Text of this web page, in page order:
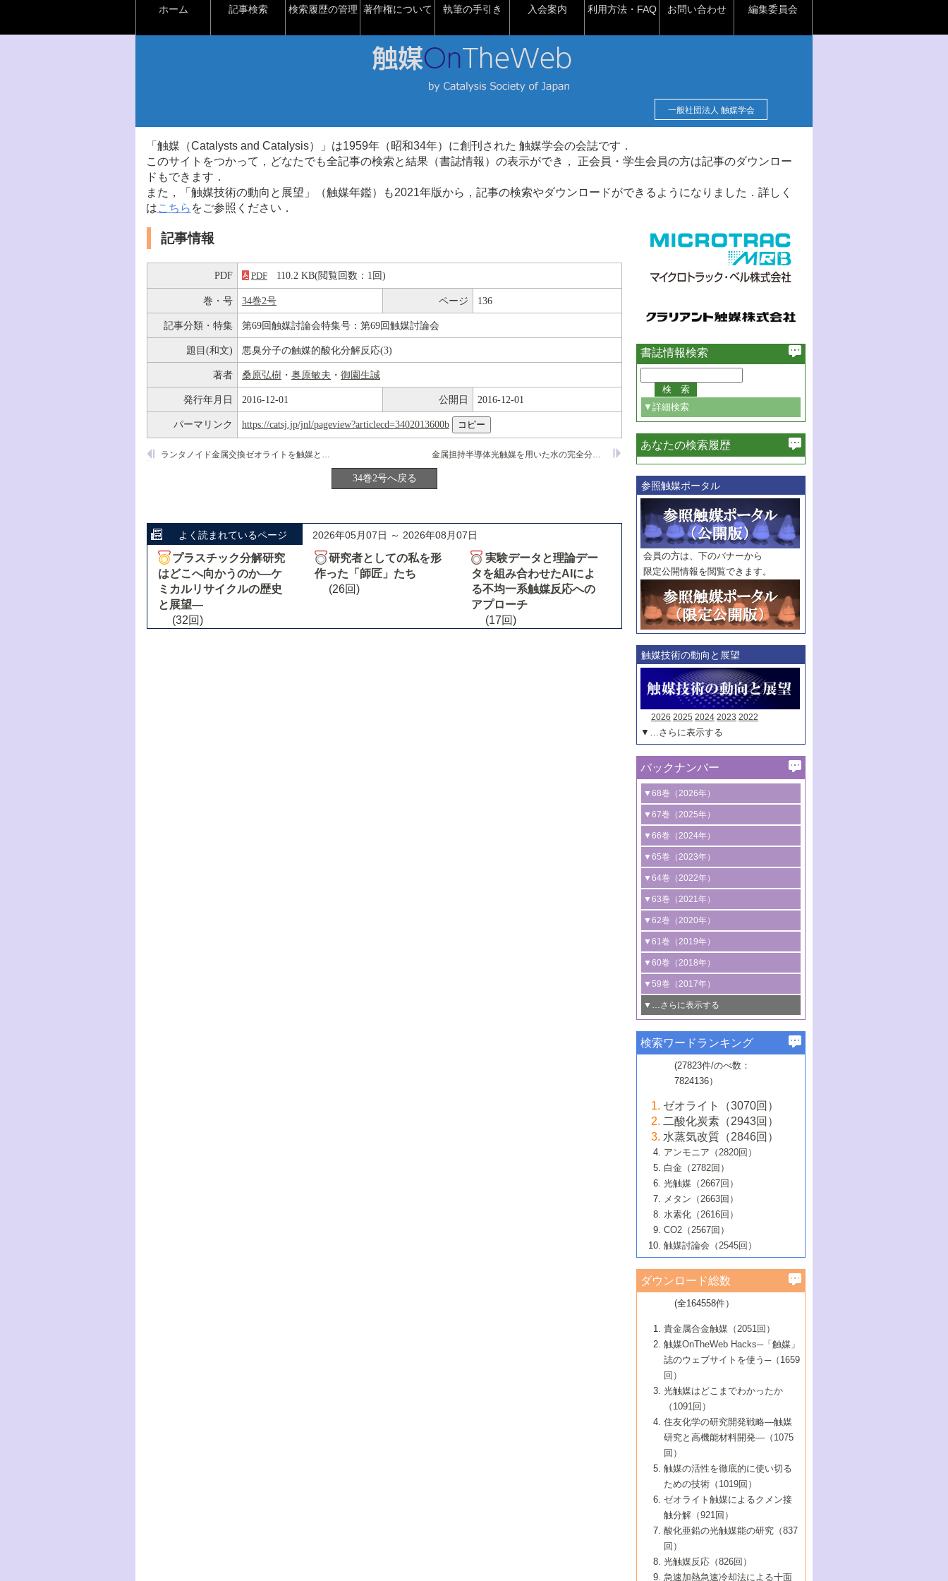
ホーム 記事検索 検索履歴の管理 著作権について 執筆の手引き 入会案内 利用方法・FAQ お問い合わせ 編集委員会
一般社団法人 触媒学会
「触媒（Catalysts and Catalysis）」は1959年（昭和34年）に創刊された 触媒学会の会誌です．
このサイトをつかって，どなたでも全記事の検索と結果（書誌情報）の表示ができ， 正会員・学生会員の方は記事のダウンロー
ドもできます．
また，「触媒技術の動向と展望」（触媒年鑑）も2021年版から，記事の検索やダウンロードができるようになりました．詳しく
はこちら をご参照ください．
記事情報
PDF PDF 110.2 KB(閲覧回数：1回)
巻・号 34巻2号 ページ 136
記事分類・特集 第69回触媒討論会特集号：第69回触媒討論会
題目(和文) 悪臭分子の触媒的酸化分解反応(3)
著者 桑原弘樹 ・ 奥原敏夫 ・ 御園生誠
発行年月日 2016-12-01 公開日 2016-12-01
パーマリンク https://catsj.jp/jnl/pageview?articlecd=3402013600b
金属担持半導体光触媒を用いた水の完全分解反応における顕著な炭酸塩添加効果
ランタノイド金属交換ゼオライトを触媒とするNO
34巻2号へ戻る
よく読まれているページ 2026年05月07日 ～ 2026年08月07日
プラスチック分解研究
はどこへ向かうのか―ケ
ミカルリサイクルの歴史
と展望―
(32回)
研究者としての私を形
作った「師匠」たち
(26回)
実験データと理論デー
タを組み合わせたAIによ
る不均一系触媒反応への
アプローチ
(17回)
書誌情報検索
▼詳細検索
必ず含む
巻・号指定
巻
号
範囲指定
巻
号～
巻
号
触媒年鑑
年度
記事種別
マーク：
マークあり
あなたの検索履歴
参照触媒ポータル
会員の方は、下のバナーから
限定公開情報を閲覧できます。
触媒技術の動向と展望
2026 2025 2024 2023 2022
▼…さらに表示する
バックナンバー
▼68巻（2026年）
1号 過酸化水素合成に関する研究動向
2号 コンピューター技術により加速する
触媒開発
3号 有機分子変換やCO 資源化のための
光触媒に関する最近の研究
B号 第137回触媒討論会（2026年）
▼67巻（2025年）
1号 CO
水素化によるグリーン燃料/グリ
ーンケミカル製造
2号 水素製造のための水分解技術に関す
る最近の研究
3号 オレフィン系樹脂の精密合成に関す
る最新技術
4号 アルコール類の効率的変換を実現す
る非貴金属触媒の研究動向
5号 ゼオライトの合成と応用における研
究動向
6号 ヘテロ接合界面
B号 第135回触媒討論会（2025年）
▼66巻（2024年）
1号 低次元ナノ構造を有する触媒材料
2号 規制反応場を活用した固体触媒研究
の新展開
3号 未踏分子変換を目指した酸化触媒プ
ロセスの最前線
4号 シンクロトロン放射光および中性子
線を利用した触媒解析技術の最先端
5号 単原子触媒
6号 参照触媒委員会からのお知らせ
B号 第133回触媒討論会（2023年）
▼65巻（2023年）
1号 炭素が関わる触媒機能
2号 プラスチックケミカルリサイクルの
ための触媒技術
3号 非酸化物系金属化合物を基盤とした
触媒材料の開発
4号 格子酸素・格子酸素欠陥を利用した
触媒反応
5号 生体触媒によるエネルギー変換反応
6号 窒素とリンの循環のための触媒・機
能性材料
▼64巻（2022年）
1号 合成ガス製造とCOを用いるケミカル
ズ合成の最新動向
2号 化学品合成のための合金触媒開発
3号 CO の排出削減および有効活用のた
めの触媒技術
4号 若手による情報発信企画～とびたて
若き触媒の研究者たち～（1）
若き触媒の研究者たち～（2）
6号 石油のノーブル・ユースを志向した
触媒技術
大学：オンライン・対面開催）
▼63巻（2021年）
1号 金触媒の新展開
2号 ペロブスカイト
3号 特殊反応場を利用した触媒的分子変
換反応
4号 多孔質材料を用いた触媒の新展開
5号 情報学的手法を用いた触媒開発
6号 カーボンニュートラルに向けた電解
技術
B号 第127回触媒討論会（2021年・オン
ライン開催(Zoom)のみ）
▼62巻（2020年）
1号 触媒設計を拓く欠陥構造のキャラク
タリゼーション
2号 機能化学品製造に資するクリーンな
触媒的酸化反応
3号 水処理のための触媒化学
4号 光触媒を用いた水分解の最新の研究
動向
5号 次世代の触媒プロセスを支えるマイ
6号 メタン転換技術の最新動向
B号 第125回触媒討論会（2020年・工学
院大学）
▼61巻（2019年）
1号 物質移動制御に着目した触媒プロセ
ス開発
2号 CO2 フリー水素サプライチェーンに
関わる触媒開発動向
3号 精密高分子合成に関する最近の研究
動向
4号 バイオマス化成品製造のための触媒
5号 固体触媒による含窒素有機化合物変
換の最前線
6号 貴金属使用量低減に向けた自動車排
ガス浄化触媒の開発
B号 第123回触媒討論会（2019年・大阪
▼60巻（2018年）
1号 固体酸触媒の最新の研究動向
2号 二酸化炭素からの有用化学品合成
3号 ナノ粒子・クラスター触媒の最前線
4号 60周年記念企画
5号 進化するゼオライト合成技術
6号 非貴金属系触媒における電気化学的
B号 第121回触媒討論会（2018年・東京
大学）
▼59巻（2017年）
1号 いたるところに，触媒
最先端技術
3号 無機分離膜材料の開発と触媒反応プ
ロセスへの適用
5号 水素のふるまいを解き明かす最先端
研究
6号 低級アルカンの有効利用のための触
媒技術
B号 第119回触媒討論会（2017年・首都
大学東京）
▼…さらに表示する
1号 ユニークな構造の高分子を生み出す触
2号 リグニンからの化成品製造に向けた触
媒技術
3号 触媒研究の最先端～とびたて若き研究
者たち～（1）
4号 触媒研究の最先端～とびたて若き研究
者たち～（2）
5号 触媒研究の最先端～とびたて若き研究
者たち～（3）
6号 イオニクス材料と燃料電池・電解合成
の最新の研究動向
B号 第117回触媒討論会（2016年・大阪府
立大学）
▼57巻（2015年）
1号 水素キャリアにかかわる触媒技術の新
2号 石油精製用触媒の最近の進展
3号 固体酸化物形燃料電池（SOFC）におけ
るアノード触媒上での燃料直接改質技術
4号 コアシェル構造の制御による触媒機能
5号 工業触媒およびその周辺技術の最近の
進歩
6号 ナノシート
B号 第115回触媒討論会（2015年・成蹊大
▼56巻（2014年）
2号 光触媒反応機構に関する最新の研究動
向
開発動向
4号 人工光合成に向けた近年のアプローチ
5号 未利用熱エネルギーの有効活用に貢献
する触媒技術
6号 ポリオキソメタレート
B号 第113回触媒討論会（2014年・ロワジ
ールホテル豊橋）
1号 高耐久性燃料電池システム用触媒にお
ける新展開
2号 リビングラジカル重合の最近の動向
3号 天然ガスの化学工業的展開に関する触
媒技術
4号 貴金属触媒の精密構造制御とその活用
5号 バイオマス化成品製造のための固体触
6号 ナノ空間─吸着状態解析から新機能開拓
B号 第111回触媒討論会（2013年・関西大
▼54巻（2012年）
1号 規則性多孔体の利用技術における最近
の進歩
2号 第109回触媒討論会
3号 貴金属低減技術の最新動向
4号 貴金属代替技術の最新動向
5号 光触媒による物質変換反応の新展開
6号 グラフェン
7号 水素を利用する化成品合成の新潮流
▼53巻（2011年）
1号 金属学から見る合金触媒の新展開
2号 第107回触媒討論会
3号 触媒のその場観察法の進歩（１）
4号 触媒のその場観察法の進歩（２）
5号 不活性結合の触媒的活性化による有機
合成
6号 新しい固体酸触媒技術
7号 ゼオライト合成における最近の進歩
▼52巻（2010年）
1号 触媒の劣化対策と長寿命触媒開発
2号 第105回触媒討論会
3号 ナノ構造が拓く新機能
4号 活性サイトおよびその環境の精密な設
計による触媒の高機能化
5号 触媒を有効に使うための技術
7号 有機分子触媒による精密有機合成
8号 高機能化ポリオレフィンに向けた重合
触媒の最近の進展
1号 炭素材料－熱い注目を集める材料－
2号 第103回触媒討論会
3号 環境浄化用光触媒の現状と課題
4号 水素社会の実現に向けた水素製造・貯
蔵技術の進歩
5号 CO2が関わる触媒・材料
7号 持続可能社会実現のための触媒および
触媒関連技術
▼50巻（2008年）
1号 触媒化学と学会のこの10年，半世紀，
そして未来
2号 第101回触媒討論会
4号 錯体を利用したユニークな表面構造の
構築と機能
5号 若手会員による触媒研究の未来展望1：
企業編
6号 第102回触媒討論会
7号 触媒・化学反応における計算化学の進
8号 若手研究者による触媒研究の未来展望
2：大学・研究所編
▼49巻（2007年）
1号 含フッ素化合物の合成と触媒
2号 第99回触媒討論会
3号 実用的ファインケミカル合成プロセス
を実現する触媒
5号 こんな物質，あんな物質―新たな触媒
の可能性―
7号 『結晶の化学』を活かした触媒研究
8号 イオン液体の応用
▼48巻（2006年）
1号 固体酸触媒の最近の進歩
2号 第97回触媒討論会
3号 リビング重合触媒の最近の展開
5号 水素製造・貯蔵のための触媒技術の新
しい展開
6号 第98回触媒討論会
7号 基礎化学品製造の触媒技術
8号 多機能型リアクター
1号 最近の触媒担体とその効果
2号 第95回触媒討論会
4号 水分解用光触媒材料
5号 時間分解分光の進歩と応用
6号 第96回触媒討論会
8号 超臨界流体を用いた化学プロセスの新
▼46巻（2004年）
1号 部分酸化反応触媒の最前線
2号 第93回触媒討論会
3号 特殊エネルギー場の触媒反応
4号 生体内における金属の触媒作用
5号 ファインケミカルズの展開に寄与する
6号 第94回触媒討論会
7号 サブナノレベルでみた新しい表面現象
8号 オレフィン重合触媒の新たな展
▼45巻（2003年）
1号 なぜこの触媒が良いのか？
2号 第91回触媒討論会
3号 最近の自動車排ガス処理技術
4号 触媒研究の現状と将来─第90回触媒討論
5号 基礎化学品製造の触媒技術
6号 第92回触媒討論会
7号 基礎化学品製造の触媒技術
8号 資源の循環と触媒技術
▼44巻（2002年）
1号 高次制御された触媒の化学
2号 第89回触媒討論会
3号 触媒を利用した電気化学の新展開
4号 ナノ材料の調製と機能化
5号 こんな触媒が欲しい
6号 第90回触媒討論会
7号 触媒研究と学術雑誌/情報
8号 若い世代からみた触媒化学の現状と未
▼43巻（2001年）
1号 グリーンケミストリーと触媒
2号 第87回触媒討論会特集号
3号 生体触媒とバイオプロセス
4号 水素製造・利用の触媒化学
5号 触媒研究における新しい切り口：コン
ビナトリアルケミストリー
6号 第88回触媒討論会特集号
7号 企業における触媒研究のブレークスル
8号 この材料を触媒として使ってみません
▼42巻（2000年）
1号 触媒反応工学の明日を拓く
2号 第85回触媒討論会
3号 反応ダイナミクス
5号 触媒のおもしろさをどのように伝える
6号 第86回触媒討論会
7号 水素化精製触媒の新しい展開
8号 新しい反応性と機能性を目指した金属
クラスタ-化学
▼41巻（1999年）
1号 孔、穴、あな?-特異な空間とその利用-
2号 第83回触媒討論会
3号 均一系触媒反応最前線
4号 実用炭素材料の新展開
5号 研究の方法論を考える
7号 機能性金属材料と触媒
8号 触媒研究へのNMRの応用と展望
▼40巻（1998年）
進展と21世紀への提言/創立40周年記念・触
媒学会この10年の歩みとこれから/創立40周
2号 第81回触媒討論会
3号 計算機触媒化学へのさそい
4号 触媒劣化の制御と予測
5号 最新の実用プロセスと触媒
6号 第82回触媒討論会
1号 均一系と不均一系触媒反応-その特徴と
接点
2号 第79回触媒討論会
3号 最新NO除去触媒の実用化研究
4号 新しい反応場を目指した触媒調製
5号 反応・分離技術の新しい展開
6号 第80回触媒討論会
▼38巻（1996年）
1号 触媒の構造と触媒作用/C1化学を中心と
する21世紀への触媒
3号 オリンピックメダル:金・銀・銅はどん
な触媒作用を示すか
4号 触媒作用における機能の複合化
▼37巻（1995年）
1号 ファインケミカルズと固体触媒
2号 第75回触媒討論会
3号 希土類を利用した触媒
4号 触媒とリサイクル
5号 エネルギー変換触媒
▼36巻（1994年）
1号 電気化学と触媒
2号 第73回触媒討論会
3号 C4化学の展開
4号 《通常号》
▼35巻（1993年）
1号 工業触媒開発マニュアル―探索から工
業化まで
2号 第71回触媒討論会
▼34巻（1992年）
1号 インパクトを与えたこの研究
2号 第69回触媒討論会
▼33巻（1991年）
1号 触媒プロセス開発マニュアル―探索か
▼32巻（1990年）
検索ワードランキング
(27823件/のべ数：
7824136）
ゼオライト（3070回）
二酸化炭素（2943回）
水蒸気改質（2846回）
アンモニア（2820回）
白金（2782回）
光触媒（2667回）
メタン（2663回）
水素化（2616回）
CO2（2567回）
触媒討論会（2545回）
ダウンロード総数
(全164558件）
貴金属合金触媒（2051回）
触媒OnTheWeb Hacks─「触媒」
誌のウェブサイトを使う─（1659
回）
光触媒はどこまでわかったか
（1091回）
住友化学の研究開発戦略―触媒
研究と高機能材料開発―（1075
回）
触媒の活性を徹底的に使い切る
ための技術（1019回）
ゼオライト触媒によるクメン接
触分解（921回）
酸化亜鉛の光触媒能の研究（837
回）
光触媒反応（826回）
急速加熱急速冷却法による十面